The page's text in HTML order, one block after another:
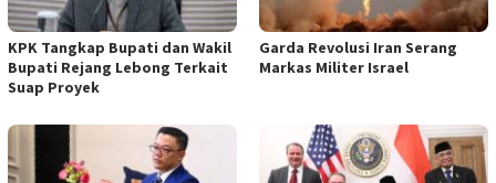
KPK Tangkap Bupati dan Wakil
Bupati Rejang Lebong Terkait
Suap Proyek
Garda Revolusi Iran Serang
Markas Militer Israel